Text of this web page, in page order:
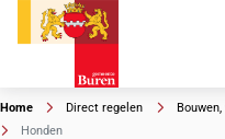
Home Direct regelen
Honden